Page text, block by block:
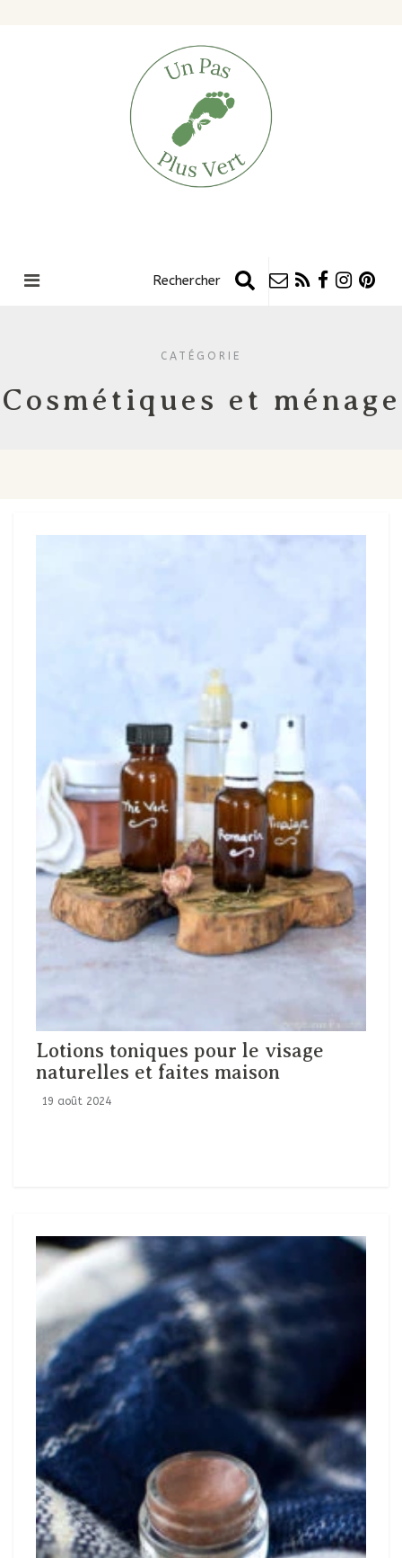
CATÉGORIE
Cosmétiques et ménage
Lotions toniques pour le visage
naturelles et faites maison
19 août 2024